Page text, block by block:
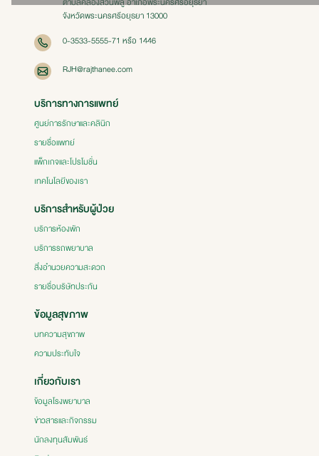
จังหวัดพระนครศรีอยุธยา 13000
0-3533-5555-71 หรือ 1446
RJH@rajthanee.com
บริการทางการแพทย์
ศูนย์การรักษาและคลินิก
รายชื่อแพทย์
แพ็กเกจและโปรโมชั่น
เทคโนโลยีของเรา
บริการสำหรับผู้ป่วย
บริการห้องพัก
บริการรถพยาบาล
สิ่งอำนวยความสะดวก
รายชื่อบริษัทประกัน
ข้อมูลสุขภาพ
บทความสุขภาพ
ความประทับใจ
เกี่ยวกับเรา
ข้อมูลโรงพยาบาล
ข่าวสารและกิจกรรม
นักลงทุนสัมพันธ์